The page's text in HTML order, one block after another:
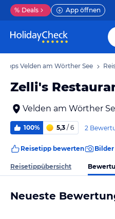
% Deals App öffnen
Velden am Wörther See
Zelli's
Velden am Wörther
100% 5,3 / 6 2
Reisetipp bewerten
Reisetippübersicht
Neueste